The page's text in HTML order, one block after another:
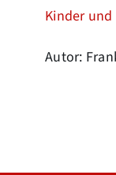
Kinder
Autor: